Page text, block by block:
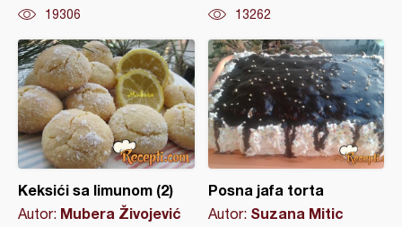
19306 13262
Keksići sa limunom (2)
Autor: Mubera Živojević
Posna jafa torta
Autor: Suzana Mitic